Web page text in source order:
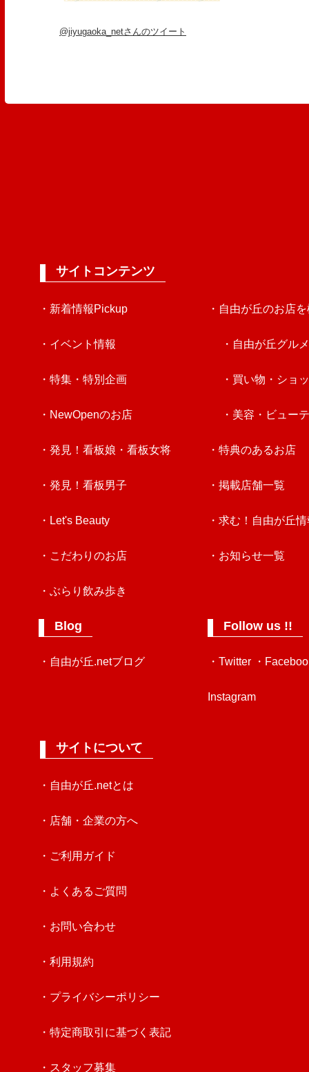
@jiyugaoka_netさんのツイート
サイトコンテンツ
・新着情報Pickup
・イベント情報
・特集・特別企画
・NewOpenのお店
・発見！看板娘・看板女将
・発見！看板男子
・Let's Beauty
・こだわりのお店
・ぶらり飲み歩き
Blog
・自由が丘.netブログ
・自由が丘のお店
・自由が丘グルメ
・買い物・ショ
・美容・ビュー
・特典のあるお店
・掲載店舗一覧
・求む！自由が丘
・お知らせ一覧
Follow us !!
・Twitter ・
Instagram
サイトについて
・自由が丘.netとは
・店舗・企業の方へ
・ご利用ガイド
・よくあるご質問
・お問い合わせ
・利用規約
・プライバシーポリシー
・特定商取引に基づく表記
・スタッフ募集